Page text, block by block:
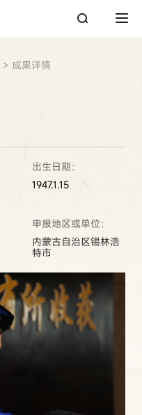
> 成果详情
出生日期：
1947.1.15
申报地区或单位：
内蒙古自治区锡林浩
特市
非遗工作